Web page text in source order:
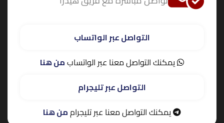
التواصل عبر الواتساب
يمكنك التواصل معنا عبر الواتسابمن هنا
التواصل عبر تليجرام
يمكنك التواصل معنا عبر تليجراممن هنا